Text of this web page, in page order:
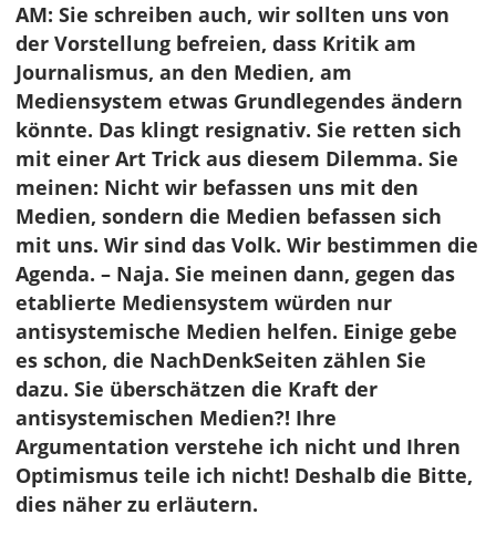
AM: Sie schreiben auch, wir sollten uns von
der Vorstellung befreien, dass Kritik am
Journalismus, an den Medien, am
Mediensystem etwas Grundlegendes ändern
könnte. Das klingt resignativ. Sie retten sich
mit einer Art Trick aus diesem Dilemma. Sie
meinen: Nicht wir befassen uns mit den
Medien, sondern die Medien befassen sich
mit uns. Wir sind das Volk. Wir bestimmen die
Agenda. – Naja. Sie meinen dann, gegen das
etablierte Mediensystem würden nur
antisystemische Medien helfen. Einige gebe
es schon, die NachDenkSeiten zählen Sie
dazu. Sie überschätzen die Kraft der
antisystemischen Medien?! Ihre
Argumentation verstehe ich nicht und Ihren
Optimismus teile ich nicht! Deshalb die Bitte,
dies näher zu erläutern.